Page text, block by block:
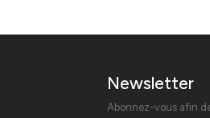
Newsletter
Abonnez-vous afin